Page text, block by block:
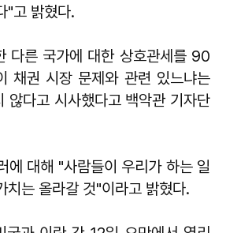
"고 밝혔다.
다른 국가에 대한 상호관세를 90
채권 시장 문제와 관련 있느냐는
않다고 시사했다고 백악관 기자단
에 대해 "사람들이 우리가 하는 일
치는 올라갈 것"이라고 밝혔다.